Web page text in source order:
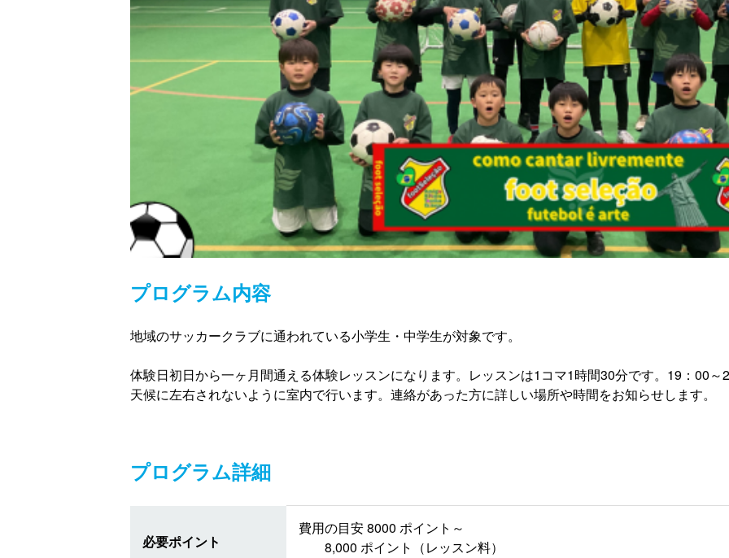
プログラム内容
地域のサッカークラブに通われている小学生・中学生が対象です。
体験日初日から一ヶ月間通える体験レッスンになります。レッスンは1コマ1時間30分です。19：00～
天候に左右されないように室内で行います。連絡があった方に詳しい場所や時間をお知らせします。
プログラム詳細
必要ポイント
費用の目安 8000 ポイント～
8,000 ポイント（レッスン料）